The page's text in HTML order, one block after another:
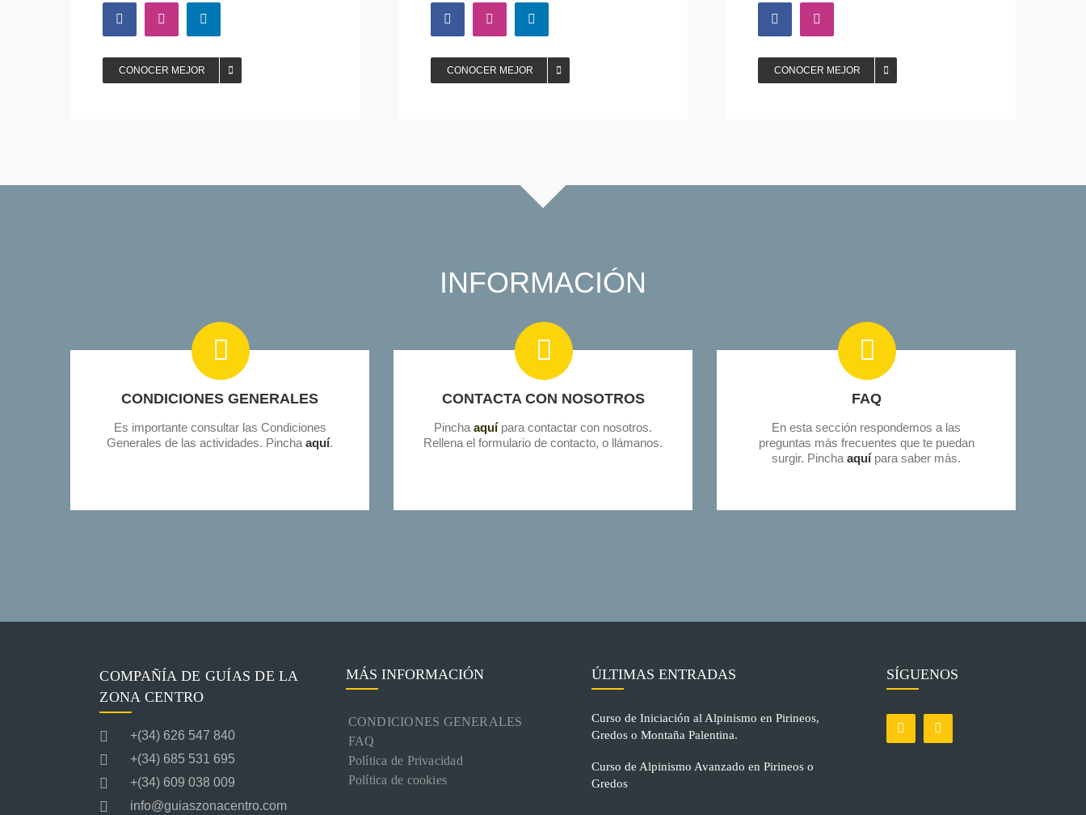
CONOCER MEJOR CONOCER MEJOR CONOCER MEJOR
INFORMACIÓN
CONDICIONES GENERALES
Es importante consultar las Condiciones
Generales de las actividades. Pincha aquí.
CONTACTA CON NOSOTROS
Pincha aquípara contactar con nosotros.
Rellena el formulario de contacto, o llámanos.
FAQ
En esta sección respondemos a las
preguntas más frecuentes que te puedan
surgir. Pincha aquípara saber más.
COMPAÑÍA DE GUÍAS DE LA
ZONA CENTRO
+(34) 626 547 840
+(34) 685 531 695
+(34) 609 038 009
info@guiaszonacentro.com
MÁS INFORMACIÓN
CONDICIONES GENERALES
FAQ
Política de Privacidad
Política de cookies
ÚLTIMAS ENTRADAS
Curso de Iniciación al Alpinismo en Pirineos,
Gredos o Montaña Palentina.
Curso de Alpinismo Avanzado en Pirineos o
Gredos
SÍGUENOS